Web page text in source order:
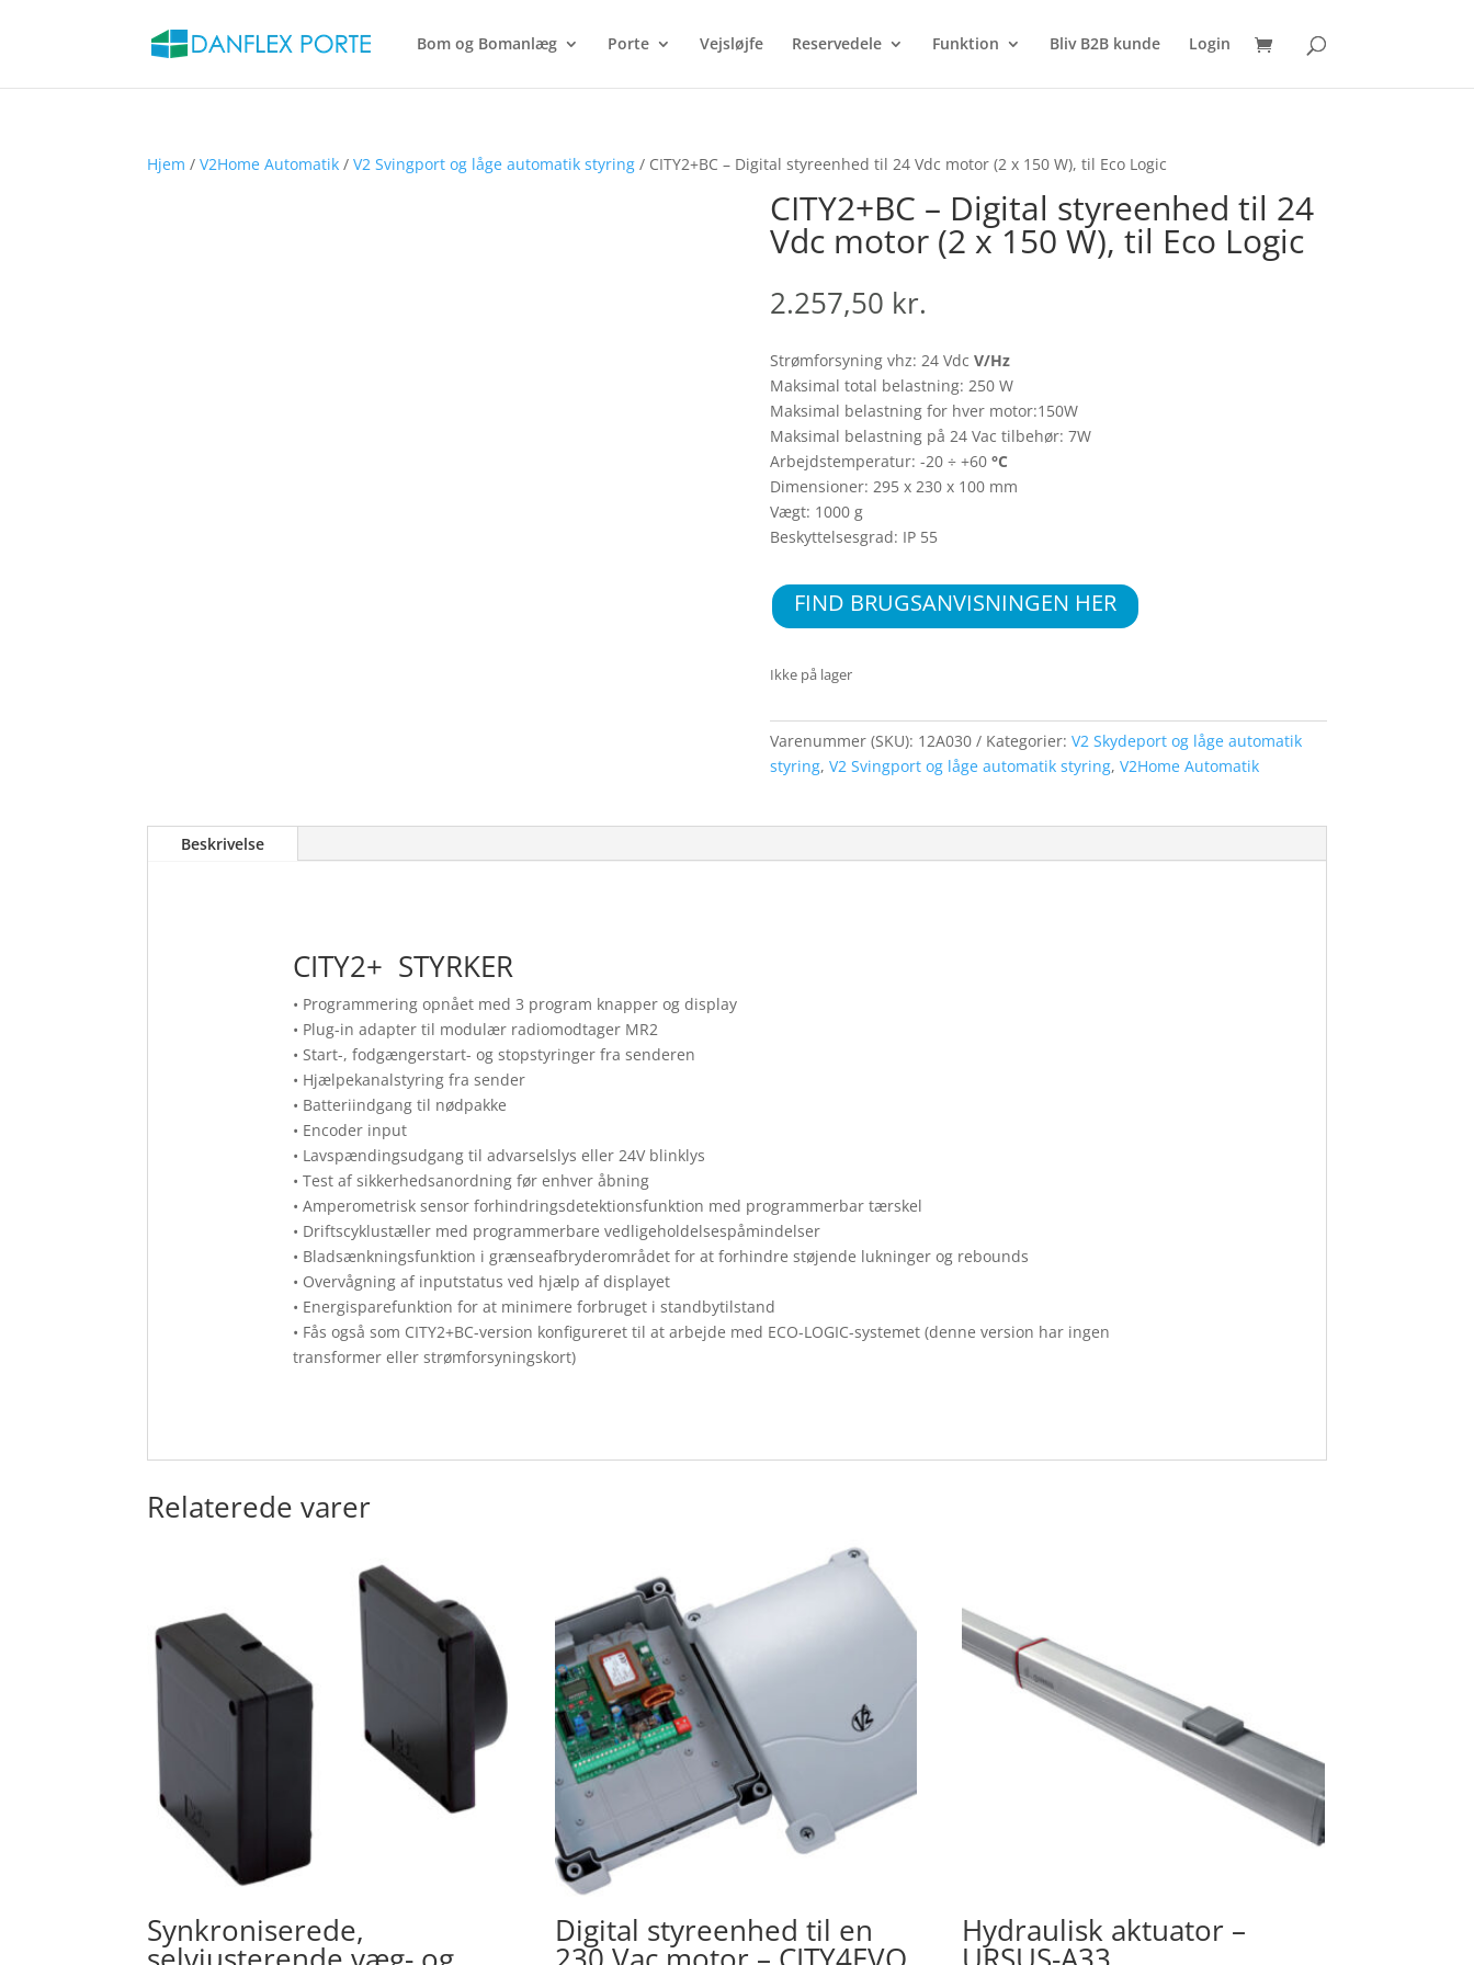
Bom og Bomanlæg Porte Vejsløjfe Reservedele Funktion Bliv B2B kunde Login
Hjem /V2Home Automatik /V2 Svingport og låge automatik styring / CITY2+BC – Digital styreenhed til 24 Vdc motor (2 x 150 W), til Eco Logic
CITY2+BC – Digital styreenhed til 24
Vdc motor (2 x 150 W), til Eco Logic
2.257,50 kr.
Strømforsyning vhz: 24 Vdc V/Hz
Maksimal total belastning: 250 W
Maksimal belastning for hver motor:150W
Maksimal belastning på 24 Vac tilbehør: 7W
Arbejdstemperatur: -20 ÷ +60 °C
Dimensioner: 295 x 230 x 100 mm
Vægt: 1000 g
Beskyttelsesgrad: IP 55
FIND BRUGSANVISNINGEN HER
Ikke på lager
Varenummer (SKU): 12A030 Kategorier: V2 Skydeport og låge automatik
styring, V2 Svingport og låge automatik styring, V2Home Automatik
Beskrivelse
CITY2+ STYRKER
• Programmering opnået med 3 program knapper og display
• Plug-in adapter til modulær radiomodtager MR2
• Start-, fodgængerstart- og stopstyringer fra senderen
• Hjælpekanalstyring fra sender
• Batteriindgang til nødpakke
• Encoder input
• Lavspændingsudgang til advarselslys eller 24V blinklys
• Test af sikkerhedsanordning før enhver åbning
• Amperometrisk sensor forhindringsdetektionsfunktion med programmerbar tærskel
• Driftscyklustæller med programmerbare vedligeholdelsespåmindelser
• Bladsænkningsfunktion i grænseafbryderområdet for at forhindre støjende lukninger og rebounds
• Overvågning af inputstatus ved hjælp af displayet
• Energisparefunktion for at minimere forbruget i standbytilstand
• Fås også som CITY2+BC-version konfigureret til at arbejde med ECO-LOGIC-systemet (denne version har ingen
transformer eller strømforsyningskort)
Relaterede varer
Synkroniserede, Digital styreenhed til en Hydraulisk aktuator –